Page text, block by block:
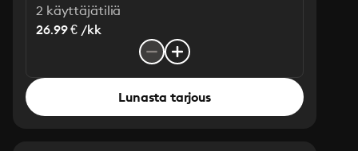
2 käyttäjätiliä
26.99 € /kk
Lunasta tarjous